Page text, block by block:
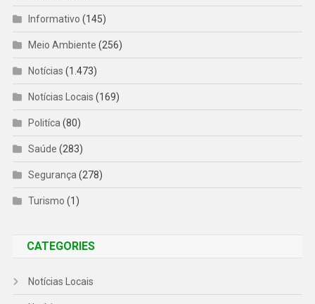
Informativo (145)
Meio Ambiente (256)
Notícias (1.473)
Notícias Locais (169)
Politíca(80)
Saúde (283)
Segurança(278)
Turismo (1)
CATEGORIES
Notícias Locais